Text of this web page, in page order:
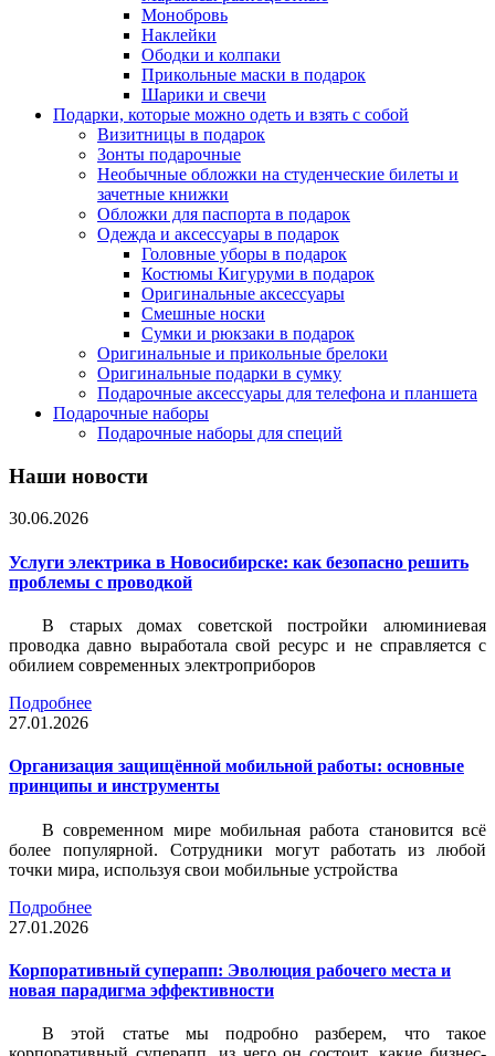
Монобровь
Наклейки
Ободки и колпаки
Прикольные маски в подарок
Шарики и свечи
Подарки, которые можно одеть и взять с собой
Визитницы в подарок
Зонты подарочные
Необычные обложки на студенческие билеты и
зачетные книжки
Обложки для паспорта в подарок
Одежда и аксессуары в подарок
Головные уборы в подарок
Костюмы Кигуруми в подарок
Оригинальные аксессуары
Смешные носки
Сумки и рюкзаки в подарок
Оригинальные и прикольные брелоки
Оригинальные подарки в сумку
Подарочные аксессуары для телефона и планшета
Подарочные наборы
Подарочные наборы для специй
Наши новости
30.06.2026
Услуги электрика в Новосибирске: как безопасно решить
проблемы с проводкой
В старых домах советской постройки алюминиевая
проводка давно выработала свой ресурс и не справляется с
обилием современных электроприборов
Подробнее
27.01.2026
Организация защищённой мобильной работы: основные
принципы и инструменты
В современном мире мобильная работа становится всё
более популярной. Сотрудники могут работать из любой
точки мира, используя свои мобильные устройства
Подробнее
27.01.2026
Корпоративный суперапп: Эволюция рабочего места и
новая парадигма эффективности
В этой статье мы подробно разберем, что такое